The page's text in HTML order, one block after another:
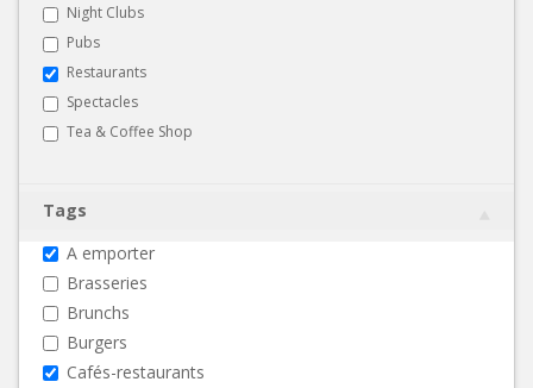
Night Clubs
Pubs
Restaurants
Spectacles
Tea & Coffee Shop
Tags
A emporter
Brasseries
Brunchs
Burgers
Cafés-restaurants